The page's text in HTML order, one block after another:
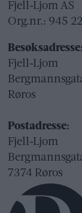
Fjell-Ljom AS
Org.nr.: 945
Besøksadresse:
Fjell-Ljom
Røros
Postadresse:
Fjell-Ljom
7374 Røros